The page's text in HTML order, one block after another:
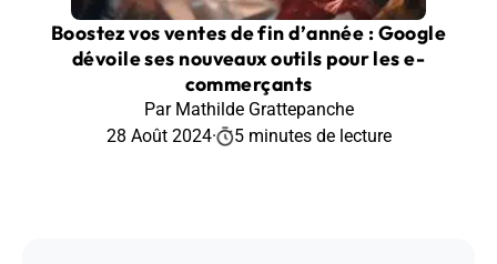
Boostez vos ventes de fin d’année : Google
dévoile ses nouveaux outils pour les e-
commerçants
Par Mathilde Grattepanche
28 Août 2024· 5 minutes de lecture